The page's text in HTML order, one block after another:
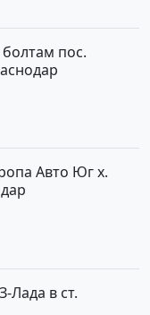
пос.
Авто Юг х.
Лада в ст.